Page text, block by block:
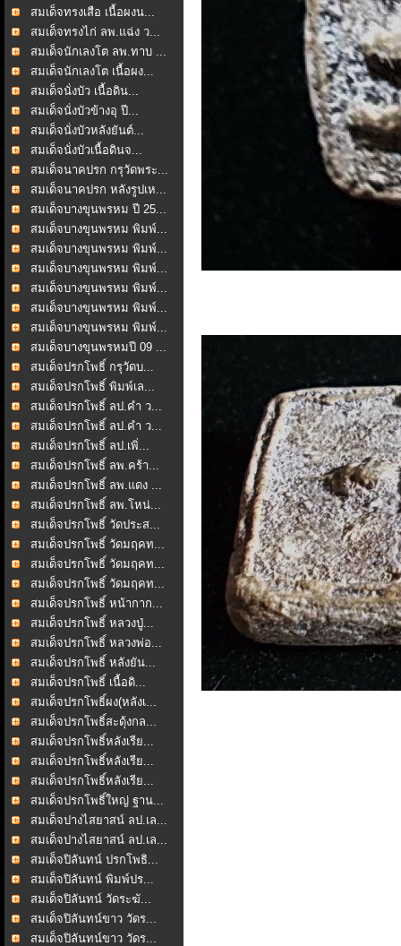
สมเด็จทรงเสือ เนื้อผงน...
สมเด็จทรงไก่ ลพ.แฉ่ง ว...
สมเด็จนักเลงโต ลพ.ทาบ ...
สมเด็จนักเลงโต เนื้อผง...
สมเด็จนั่งบัว เนื้อดิน...
สมเด็จนั่งบัวข้างอุ ปี...
สมเด็จนั่งบัวหลังยันต์...
สมเด็จนั่งบัวเนื้อดินจ...
สมเด็จนาคปรก กรุวัดพระ...
สมเด็จนาคปรก หลังรูปเห...
สมเด็จบางขุนพรหม ปี 25...
สมเด็จบางขุนพรหม พิมพ์...
สมเด็จบางขุนพรหม พิมพ์...
สมเด็จบางขุนพรหม พิมพ์...
สมเด็จบางขุนพรหม พิมพ์...
สมเด็จบางขุนพรหม พิมพ์...
สมเด็จบางขุนพรหม พิมพ์...
สมเด็จบางขุนพรหมปี 09 ...
สมเด็จปรกโพธิ์ กรุวัดบ...
สมเด็จปรกโพธิ์ พิมพ์เล...
สมเด็จปรกโพธิ์ ลป.คำ ว...
สมเด็จปรกโพธิ์ ลป.คำ ว...
สมเด็จปรกโพธิ์ ลป.เพิ่...
สมเด็จปรกโพธิ์ ลพ.คร้า...
สมเด็จปรกโพธิ์ ลพ.แดง ...
สมเด็จปรกโพธิ์ ลพ.โหน่...
สมเด็จปรกโพธิ์ วัดประส...
สมเด็จปรกโพธิ์ วัดมฤคท...
สมเด็จปรกโพธิ์ วัดมฤคท...
สมเด็จปรกโพธิ์ วัดมฤคท...
สมเด็จปรกโพธิ์ หน้ากาก...
สมเด็จปรกโพธิ์ หลวงปู่...
สมเด็จปรกโพธิ์ หลวงพ่อ...
สมเด็จปรกโพธิ์ หลังยัน...
สมเด็จปรกโพธิ์ เนื้อดิ...
สมเด็จปรกโพธิ์ผง(หลังเ...
สมเด็จปรกโพธิ์สะดุ้งกล...
สมเด็จปรกโพธิ์หลังเรีย...
สมเด็จปรกโพธิ์หลังเรีย...
สมเด็จปรกโพธิ์หลังเรีย...
สมเด็จปรกโพธิ์ใหญ่ ฐาน...
สมเด็จปางไสยาสน์ ลป.เล...
สมเด็จปางไสยาสน์ ลป.เล...
สมเด็จปิลันทน์ ปรกโพธิ...
สมเด็จปิลันทน์ พิมพ์ปร...
สมเด็จปิลันทน์ วัดระฆั...
สมเด็จปิลันทน์ขาว วัดร...
สมเด็จปิลันทน์ขาว วัดร...